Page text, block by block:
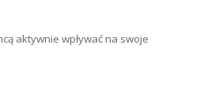
aktywnie wpływać na swoje